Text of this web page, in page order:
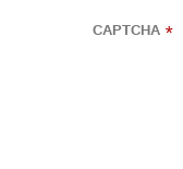
CAPTCHA *